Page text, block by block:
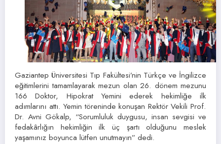
Gaziantep Üniversitesi Tıp Fakültesi’nin Türkçe ve İngilizce
eğitimlerini tamamlayarak mezun olan 26. dönem mezunu
166 Doktor, Hipokrat Yemini ederek hekimliğe ilk
adımlarını attı. Yemin töreninde konuşan Rektör Vekili Prof.
Dr. Avni Gökalp, “Sorumluluk duygusu, insan sevgisi ve
fedakârlığın hekimliğin ilk üç şartı olduğunu meslek
yaşamınız boyunca lütfen unutmayın” dedi.